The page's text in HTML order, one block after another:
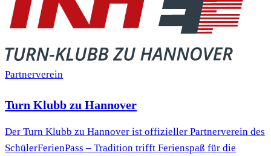
Partnerverein
Turn Klubb zu Hannover
Der Turn Klubb zu Hannover ist offizieller Partnerverein des
SchülerFerienPass – Tradition trifft Ferienspaß für die